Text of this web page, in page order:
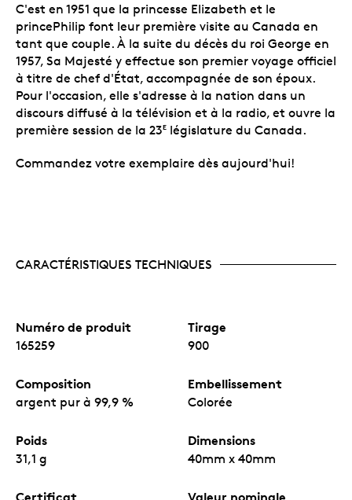
C'est en 1951 que la princesse Elizabeth et le
princePhilip font leur première visite au Canada en
tant que couple. À la suite du décès du roi George en
1957, Sa Majesté y effectue son premier voyage officiel
à titre de chef d'État, accompagnée de son époux.
Pour l'occasion, elle s'adresse à la nation dans un
discours diffusé à la télévision et à la radio, et ouvre la
première session de la 23E législature du Canada.
Commandez votre exemplaire dès aujourd'hui!
CARACTÉRISTIQUES TECHNIQUES
Numéro de produit
165259
Tirage
900
Composition
argent pur à 99,9 %
Embellissement
Colorée
Poids
31,1 g
Dimensions
40mm x 40mm
Certificat Valeur nominale